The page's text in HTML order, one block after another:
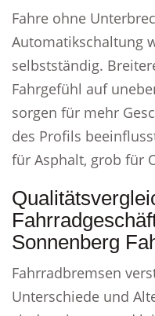
Fahre ohne
Automatikschaltung
selbstständig.
Fahrgefühl auf
sorgen für mehr
des Profils
für Asphalt, grob für
Sonnenberg
Fahrradbremsen
Unterschiede und